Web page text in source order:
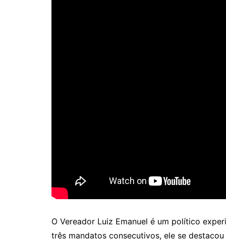
O Vereador Luiz Emanuel é um político
três mandatos consecutivos, ele se